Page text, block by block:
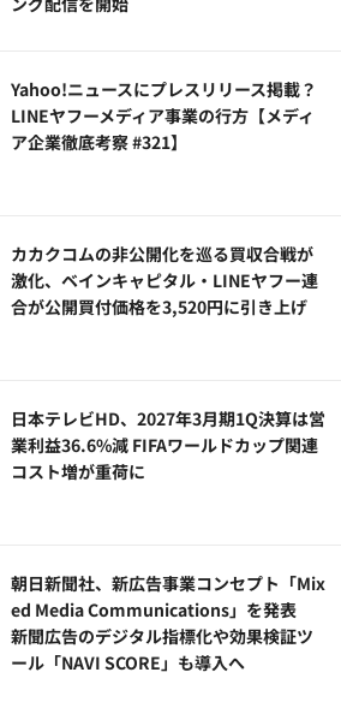
Yahoo!ニュースにプレスリリース掲載？
LINEヤフーメディア事業の行方【メディ
ア企業徹底考察 #321】
カカクコムの非公開化を巡る買収合戦が
激化、ベインキャピタル・LINEヤフー連
合が公開買付価格を3,520円に引き上げ
日本テレビHD、2027年3月期1Q決算は営
業利益36.6%減 FIFAワールドカップ関連
コスト増が重荷に
朝日新聞社、新広告事業コンセプト「Mix
ed Media Communications」を発表
新聞広告のデジタル指標化や効果検証ツ
ール「NAVI SCORE」も導入へ